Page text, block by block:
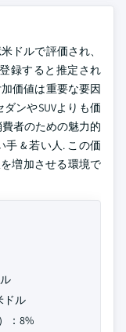
ドルで評価され、
録すると推定され
価値は重要な要因
ンやSUVよりも価
者のための魅力的
& 若い人. この価
増加させる環境で
ドル
：8%